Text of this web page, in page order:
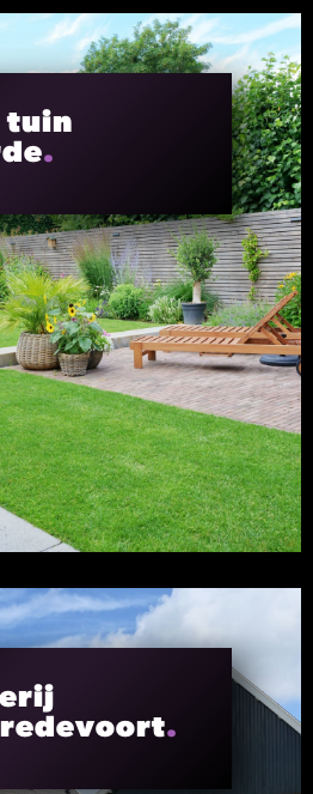
tuin
.
.